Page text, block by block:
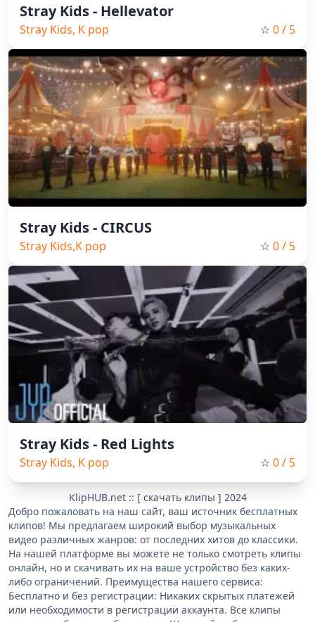
Stray Kids - Hellevator
Stray Kids, K pop ☆ 0/ 5
Stray Kids - CIRCUS
Stray Kids,K pop ☆ 0/ 5
Stray Kids - Red Lights
Stray Kids, K pop ☆ 0/ 5
KlipHUB.net :: [ скачать клипы ] 2024
Добро пожаловать на наш сайт, ваш источник бесплатных
клипов! Мы предлагаем широкий выбор музыкальных
видео различных жанров: от последних хитов до классики.
На нашей платформе вы можете не только смотреть клипы
онлайн, но и скачивать их на ваше устройство без каких-
либо ограничений. Преимущества нашего сервиса:
Бесплатно и без регистрации: Никаких скрытых платежей
или необходимости в регистрации аккаунта. Все клипы